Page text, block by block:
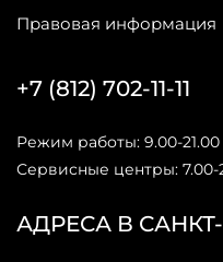
Правовая информация
АДРЕСА В
+7 (812) 702-11-11
Режим работы: 9.00-21.00
Сервисные центры: 7.00-